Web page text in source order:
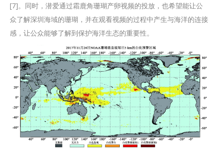
[7]。同时，潜爱通过霜鹿角珊瑚产卵视频的投放，也希望能让公
众了解深圳海域的珊瑚，并在观看视频的过程中产生与海洋的连接
感，让公众能够了解到保护海洋生态的重要性。